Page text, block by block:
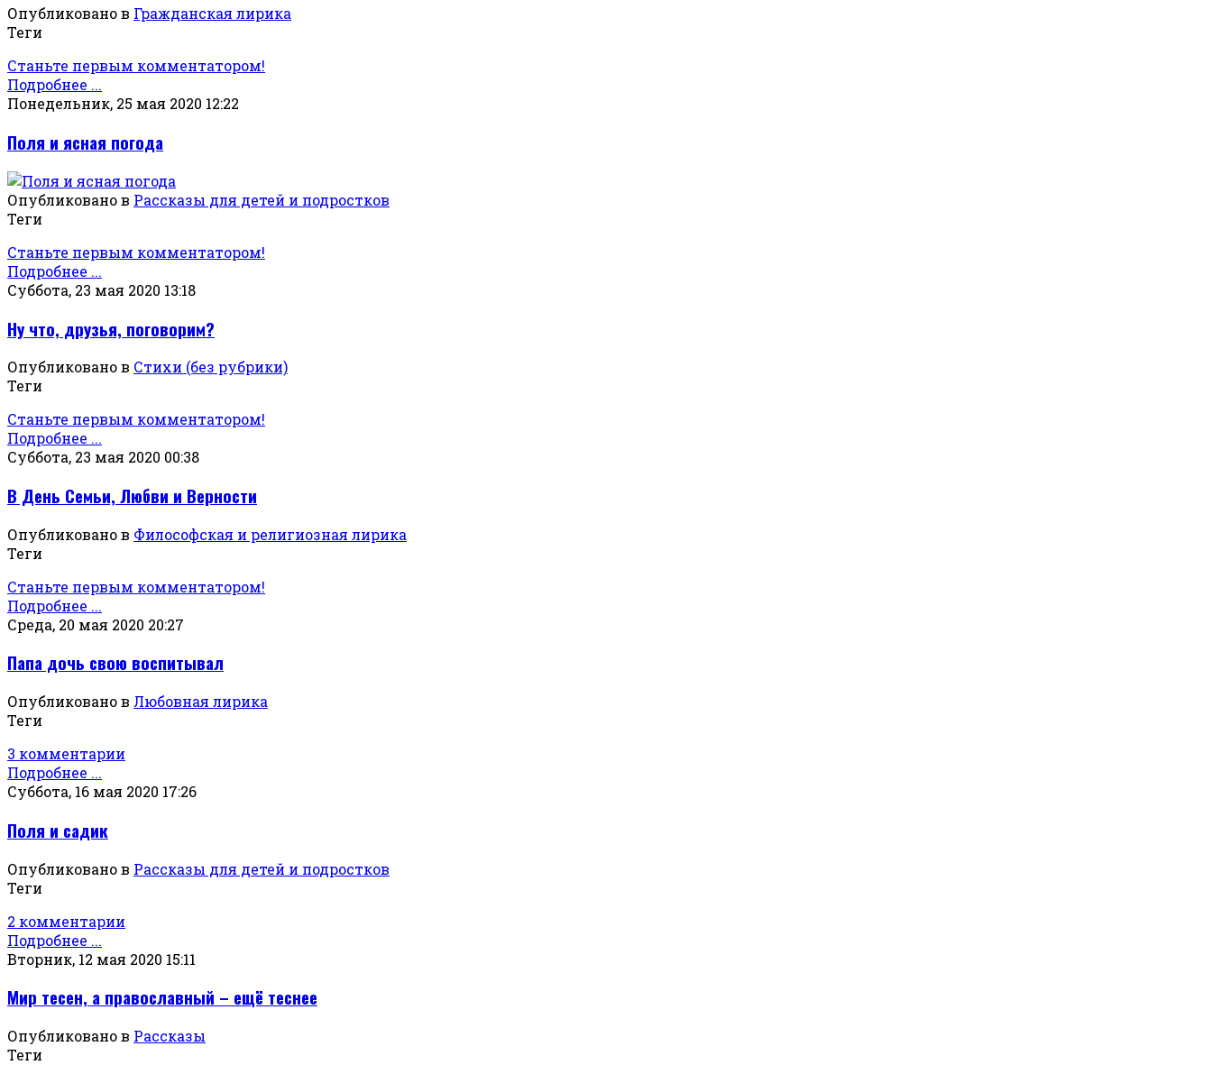
Опубликовано в Гражданская лирика
Теги
Станьте первым комментатором!
Подробнее ...
Понедельник, 25 мая 2020 12:22
Поля и ясная погода
Опубликовано в Рассказы для детей и подростков
Теги
Станьте первым комментатором!
Подробнее ...
Суббота, 23 мая 2020 13:18
Ну что, друзья, поговорим?
Опубликовано в Стихи (без рубрики)
Теги
Станьте первым комментатором!
Подробнее ...
Суббота, 23 мая 2020 00:38
В День Семьи, Любви и Верности
Опубликовано в Философская и религиозная лирика
Теги
Станьте первым комментатором!
Подробнее ...
Среда, 20 мая 2020 20:27
Папа дочь свою воспитывал
Опубликовано в Любовная лирика
Теги
3 комментарии
Подробнее ...
Суббота, 16 мая 2020 17:26
Поля и садик
Опубликовано в Рассказы для детей и подростков
Теги
2 комментарии
Подробнее ...
Вторник, 12 мая 2020 15:11
Мир тесен, а православный – ещё теснее
Опубликовано в Рассказы
Теги